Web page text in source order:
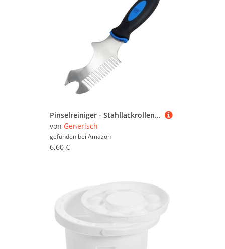
Pinselreiniger - Stahllackrollenreiniger | 8,87 Zoll achten Pinselkamm | Haushaltsmalerei Vorräte für die Beschichtung Reparaturbaukittreinigung
von Generisch
gefunden bei Amazon
6,60 €